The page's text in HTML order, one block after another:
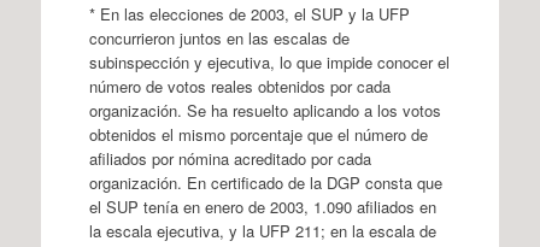
* En las elecciones de 2003, el SUP y la UFP
concurrieron juntos en las escalas de
subinspección y ejecutiva, lo que impide conocer el
número de votos reales obtenidos por cada
organización. Se ha resuelto aplicando a los votos
obtenidos el mismo porcentaje que el número de
afiliados por nómina acreditado por cada
organización. En certificado de la DGP consta que
el SUP tenía en enero de 2003, 1.090 afiliados en
la escala ejecutiva, y la UFP 211; en la escala de